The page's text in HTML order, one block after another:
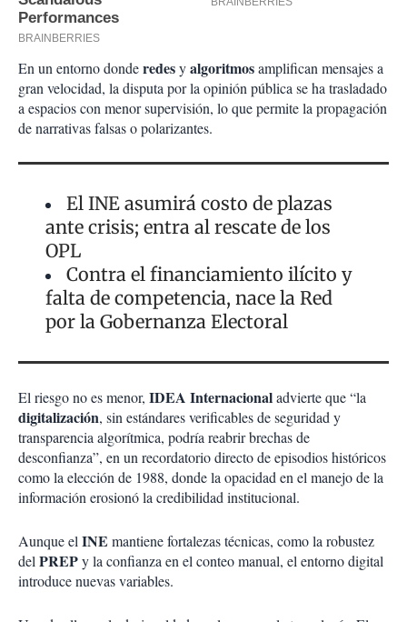
En un entorno donderedesyalgoritmosamplifican mensajes a
gran velocidad, la disputa por la opinión pública se ha trasladado
a espacios con menor supervisión, lo que permite la propagación
de narrativas falsas o polarizantes.
El INE asumirá costo de plazas
ante crisis; entra al rescate de los
OPL
Contra el financiamiento ilícito y
falta de competencia, nace la Red
por la Gobernanza Electoral
El riesgo no es menor, IDEA Internacionaladvierte que “la
digitalización, sin estándares verificables de seguridad y
transparencia algorítmica, podría reabrir brechas de
desconfianza”, en un recordatorio directo de episodios históricos
como la elección de 1988, donde la opacidad en el manejo de la
información erosionó la credibilidad institucional.
Aunque elINE mantiene fortalezas técnicas, como la robustez
delPREPy la confianza en el conteo manual, el entorno digital
introduce nuevas variables.